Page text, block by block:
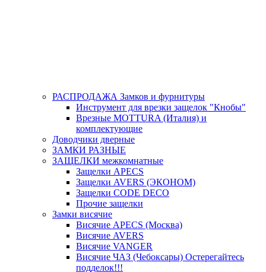
РАСПРОДАЖА Замков и фурнитуры
Инструмент для врезки защелок "Кнобы"
Врезные MOTTURA (Италия) и
комплектующие
Доводчики дверные
ЗАМКИ РАЗНЫЕ
ЗАЩЕЛКИ межкомнатные
Защелки APECS
Защелки AVERS (ЭКОНОМ)
Защелки CODE DECO
Прочие защелки
Замки висячие
Висячие APECS (Москва)
Висячие AVERS
Висячие VANGER
Висячие ЧАЗ (Чебоксары) Остерегайтесь
подделок!!!